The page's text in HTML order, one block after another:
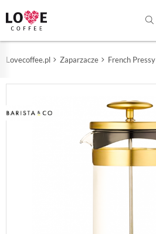
Lovecoffee.pl Zaparzacze French Pressy